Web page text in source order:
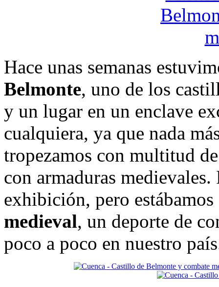
Hace unas semanas
Belmonte, uno de los
y un lugar en un enclave
cualquiera, ya que nada
tropezamos con multitud
con armaduras medievales.
exhibición, pero
medieval, un deporte de
poco a poco en nuestro